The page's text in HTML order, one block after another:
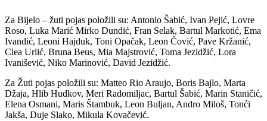
Za Bijelo – žuti pojas položili su: Antonio Šabić, Ivan Pejić, ⁠Lovre
Roso, ⁠Luka Marić ⁠Mirko Dundić, Fran Selak, Bartul Markotić, Ema
Ivandić, Leoni Hajduk, ⁠Toni Opačak, Leon Čović, Pave Kržanić,
Clea Urlić, ⁠Bruna Beus, Mia Majstrović, ⁠Toma Jezidžić, Lora
Ivanišević, ⁠Niko Marinović, David Jezidžić.
Za Žuti pojas položili su: Matteo Rio Araujo, Boris Bajlo, Marta
Džaja, ⁠Hlib Hudkov, Meri Radomiljac, Bartul Šabić, Marin Staničić,
Elena Osmani, Maris Štambuk, Leon Buljan, Andro Miloš, Tonći
Jakša, Duje Slako, ⁠Mikula Kovačević.